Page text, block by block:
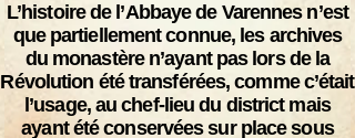
L’histoire de l’Abbaye de Varennes n’est
que partiellement connue, les archives
du monastère n’ayant pas lors de la
Révolution été transférées, comme c’était
l’usage, au chef-lieu du district mais
ayant été conservées sur place sous